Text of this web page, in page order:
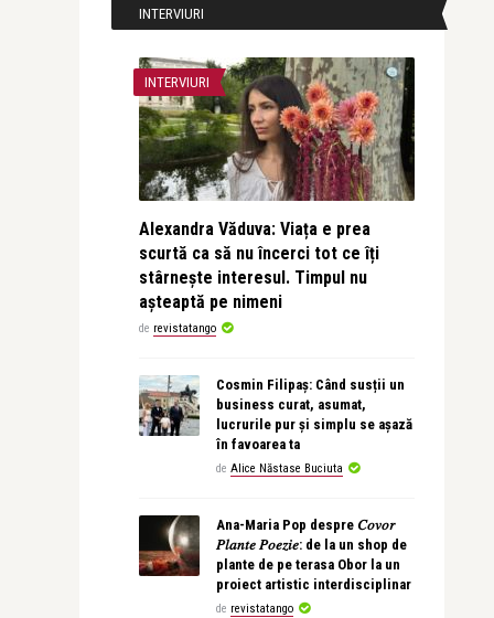
INTERVIURI
INTERVIURI
Alexandra Văduva: Viața e prea
scurtă ca să nu încerci tot ce îți
stârnește interesul. Timpul nu
așteaptă pe nimeni
de revistatango
Cosmin Filipaș: Când susții un
business curat, asumat,
lucrurile pur și simplu se așază
în favoarea ta
de Alice Năstase Buciuta
Ana-Maria Pop despre 𝐶𝑜𝑣𝑜𝑟
𝑃𝑙𝑎𝑛𝑡𝑒 𝑃𝑜𝑒𝑧𝑖𝑒: de la un shop de
plante de pe terasa Obor la un
proiect artistic interdisciplinar
de revistatango